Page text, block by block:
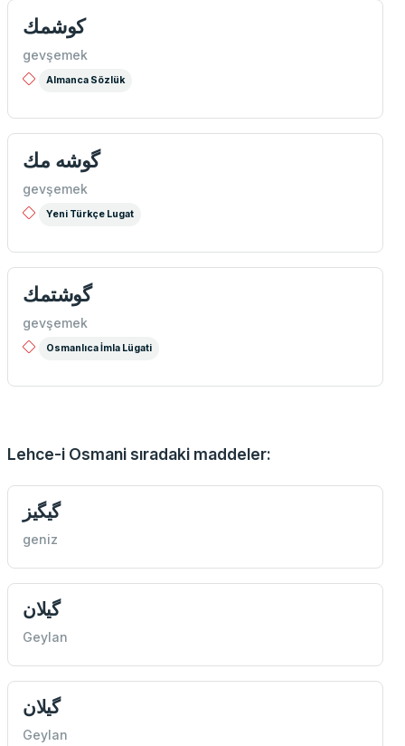
كوشمك
gevşemek
Almanca Sözlük
گوشه مك
gevşemek
Yeni Türkçe Lugat
گوشتمك
gevşemek
Osmanlıca İmla Lügati
Lehce-i Osmani sıradaki maddeler:
گیگيز
geniz
گیلان
Geylan
گیلان
Geylan